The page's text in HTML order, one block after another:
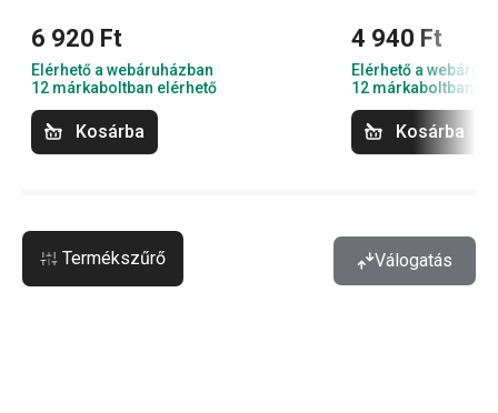
6 920 Ft
Elérhető a webáruházban
12 márkaboltban elérhető
Kosárba
4 940 Ft
Elérhető a
12 márkaboltban
Kosárba
Termékszűrő Válogatás